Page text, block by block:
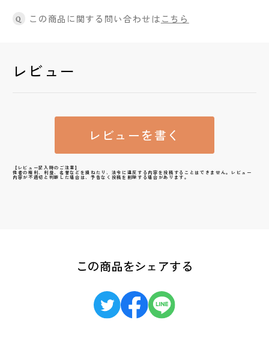
Q この商品に関する問い合わせはこちら
レビュー
レビューを書く
【レビュー記入時のご注意】
他者の権利、利益、名誉などを損ねたり、法令に違反する内容を投稿することはできません。レビュー
内容が不適切と判断した場合は、予告なく投稿を削除する場合があります。
この商品をシェアする